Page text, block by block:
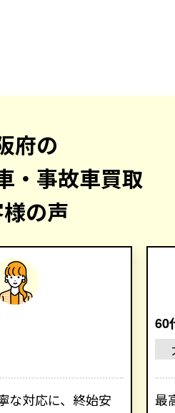
府の
・事故車買取
の声
な対応に、終始安
60
最